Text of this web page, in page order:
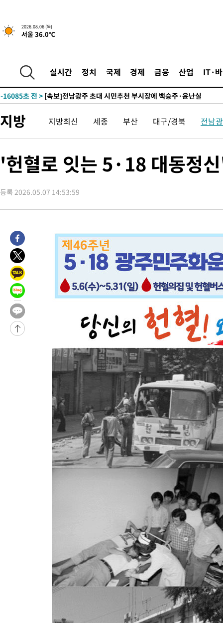
2026.08.06 (목)
서울 36.0℃
실시간 정치 국제 경제 금융 산업 IT·
-18936초 전 >[속보]산업장관 "李정부, 원전 반대 안해…안정 전력 위해 불
-16813초 전 >
[속보]코스피 매도사이드카 발동…4%대 급락
-16085초 전 >[속보]전남광주 초대 시민추천 부시장에 백승주·윤난실
-13646초 전 > 서울 열대야 15일째 지속…비공식 '초열대야' 30도 넘어
-12213초 전 >
-12196초 전 >
[속보]코스피, 119.51포인트(1.81%) 내린 6478.75 개장
-8643초 전 >6월 경상수지 497.3억 달러…두 달 연속 사상 최대
-8594초 전 > 서울 낮 39도 '폭염중대경보'…40도 관측 가능성도
-5956초 전 > 미 워싱턴주 스포캔 시의 통제불능 3개 산불, 방화선 일부 구축
0.49%↑
58분 전 >[속보] 이란 대통령 "지금 최고지도자와 소통하기가 매우 어려워"
년 인터뷰
5시간 전 >[속보] "이란-오만, 호르무즈 해협 통행 항로 합의" 이란 외무부 대
-22821초 전 >
내일까지 39도 '펄펄'…기상청 "태풍 지나며 폭염 잠시 꺾인
-22458초 전 >
트럼프, 한국계 진보 주지사 후보 맹공…"공산주의가 최대 위
-22436초 전 >
"美간섭에 합의 지연"…트럼프, '이란 호르무즈 통제권' 수용
-18956초 전 >
[속보]산업장관 "李정부, 원전 반대 안해…안정 전력 위해 불
-17653초 전 >
[속보]경찰, '홍명보 선임 논란' 대한축구협회·축구회관 등 압
-17040초 전 >
[속보]산업장관 "美무역법 제301조 과잉생산 결과 발표 8월
-16833초 전 >
[속보]코스피 매도사이드카 발동…4%대 급락
-16105초 전 >
[속보]전남광주 초대 시민추천 부시장에 백승주·윤난실
서울 열대야 15일째 지속…비공식 '초열대야' 30도 넘어
[속보]코스닥, 2.15포인트(0.27%) 내린 797.44 출발
[속보]코스피, 119.51포인트(1.81%) 내린 6478.75 개장
6월 경상수지 497.3억 달러…두 달 연속 사상 최대
서울 낮 39도 '폭염중대경보'…40도 관측 가능성도
미 워싱턴주 스포캔 시의 통제불능 3개 산불, 방화선 일부 구축
[속보] 호르무즈 해협 이란-오만 협상 기대속 뉴욕증시 혼조 마감 다
[속보] 이란 대통령 "지금 최고지도자와 소통하기가 매우 어려워"
[속보] "이란-오만, 호르무즈 해협 통행 항로 합의" 이란 외무부 대
지방 지방최신 세종 부산 대구/경북 전남
'헌혈로 잇는 5·18 대동정
등록 2026.05.07 14:53:59